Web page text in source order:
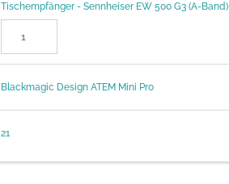
Tischempfänger - Sennheiser EW 500 G3 (A-Band)
Blackmagic Design ATEM Mini Pro
21